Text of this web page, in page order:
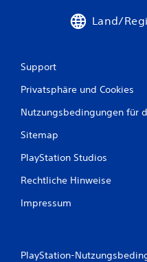
Land/
Support
Privatsphäre und Cookies
Nutzungsbedingungen für
Sitemap
PlayStation Studios
Rechtliche Hinweise
Impressum
PlayStation-